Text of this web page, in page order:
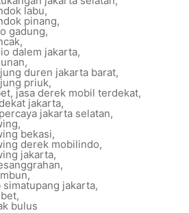
labu,
pinang,
gadung,
,
dalem jakarta,
,
duren jakarta barat,
priuk,
, jasa derek mobil terdekat,
jakarta,
jakarta selatan,
,
bekasi,
derek mobilindo,
jakarta,
,
,
jakarta,
,
bulus